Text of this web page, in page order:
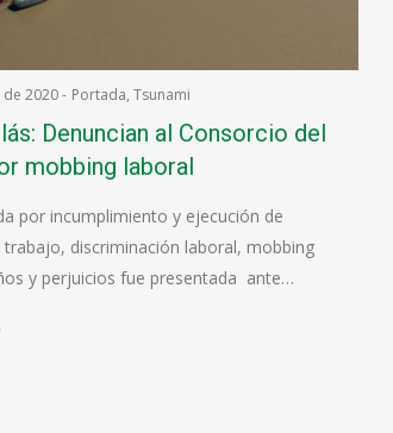
2020- Portada, Tsunami
Denuncian al Consorcio del
mobbing laboral
por incumplimiento y ejecución de
trabajo, discriminación laboral, mobbing
y perjuicios fue presentada ante…